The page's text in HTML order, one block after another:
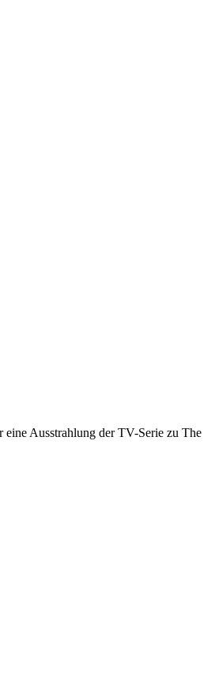
eine Ausstrahlung der TV-Serie zu The